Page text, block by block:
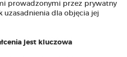
prowadzonymi przez prywatny
dla objęcia jej
jest kluczowa